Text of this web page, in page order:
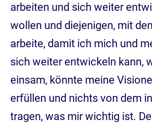
arbeiten und sich weiter
wollen und diejenigen, mit
arbeite, damit ich mich und
sich weiter entwickeln kann,
einsam, könnte meine
erfüllen und nichts von dem
tragen, was mir wichtig ist.